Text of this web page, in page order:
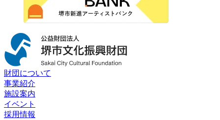
財団について
事業紹介
施設案内
イベント
採用情報